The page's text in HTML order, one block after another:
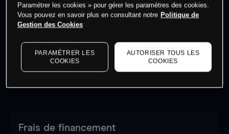
Les prix sont indicatifs.Connectez-vous pour voir les
dernières données du marché.
Frais de financement
Paramétrer les cookies » pour gérer les paramètres des cookies.
Vous pouvez en savoir plus en consultant notre Politique de
Gestion des Cookies
PARAMÉTRER LES
COOKIES
AUTORISER TOUS LES
COOKIES